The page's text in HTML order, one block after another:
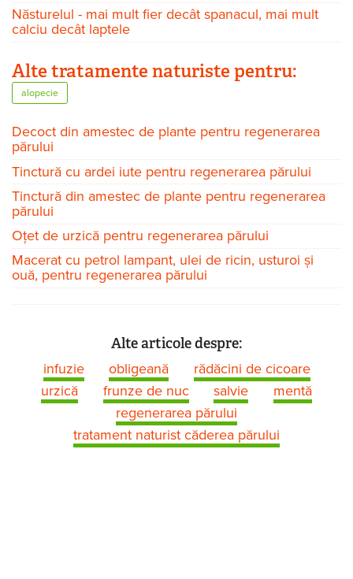
Năsturelul - mai mult fier decât spanacul, mai mult
calciu decât laptele
Alte tratamente naturiste pentru:
alopecie
Decoct din amestec de plante pentru regenerarea
părului
Tinctură cu ardei iute pentru regenerarea părului
Tinctură din amestec de plante pentru regenerarea
părului
Oțet de urzică pentru regenerarea părului
Macerat cu petrol lampant, ulei de ricin, usturoi și
ouă, pentru regenerarea părului
Alte articole despre:
infuzie obligeană
rădăcini de cicoare
urzică
frunze de nuc salvie
mentă
regenerarea părului
tratament naturist căderea părului